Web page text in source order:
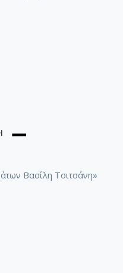
Βασίλη Τσιτσάνη»